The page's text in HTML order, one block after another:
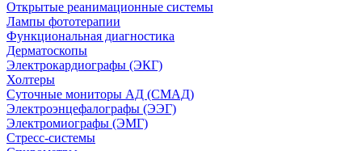
Открытые реанимационные системы
Лампы фототерапии
Функциональная диагностика
Дерматоскопы
Электрокардиографы (ЭКГ)
Холтеры
Суточные мониторы АД (СМАД)
Электроэнцефалографы (ЭЭГ)
Электромиографы (ЭМГ)
Стресс-системы